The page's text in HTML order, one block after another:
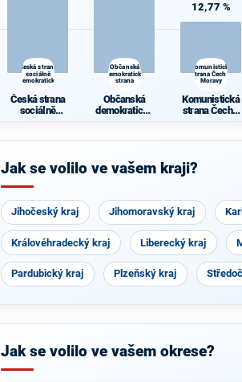
Česká strana
sociálně
demokratická
Česká strana
sociálně
Občanská
demokratická
strana
Občanská
demokratická
12,77 %
Komunistická
strana Čech a
Moravy
Komunistická
strana Čech a
Jak se volilo ve vašem kraji?
Jihočeský kraj Jihomoravský kraj
Královéhradecký kraj Liberecký kraj
Pardubický kraj Plzeňský kraj
Jak se volilo ve vašem okrese?